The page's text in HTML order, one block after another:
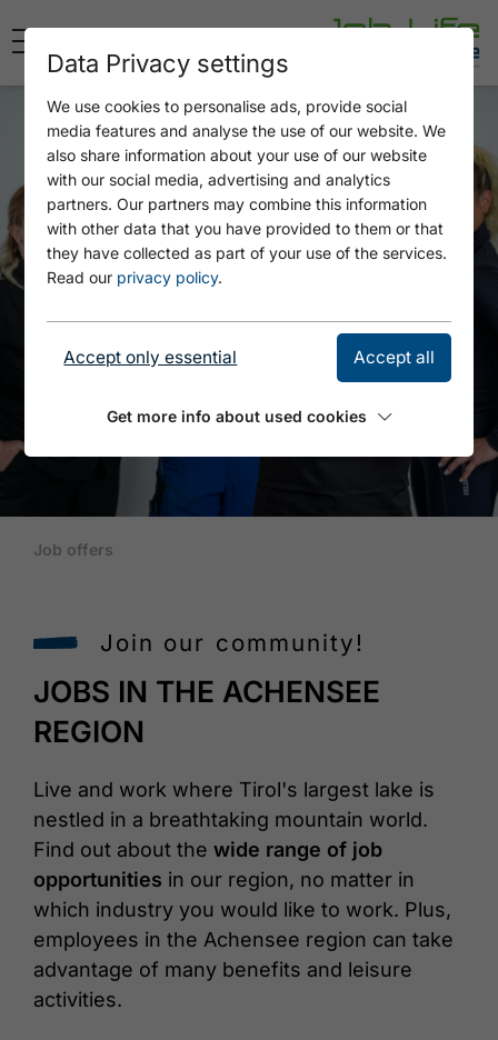
Job offers
Join our community!
JOBS IN THE ACHENSEE
REGION
Live and work where Tirol's largest lake is
nestled in a breathtaking mountain world.
Find out about the wide range of job
opportunities in our region, no matter in
which industry you would like to work. Plus,
employees in the Achensee region can take
advantage of many benefits and leisure
activities.
Data Privacy settings
We use cookies to personalise ads, provide social
media features and analyse the use of our website. We
also share information about your use of our website
with our social media, advertising and analytics
partners. Our partners may combine this information
with other data that you have provided to them or that
they have collected as part of your use of the services.
Read our privacy policy.
Accept only essential Accept all
Get more info about used cookies